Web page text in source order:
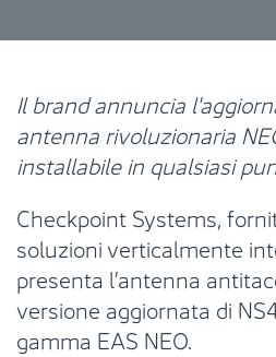
Il brand annuncia
antenna rivoluzionaria
installabile in qualsiasi
Checkpoint Systems,
soluzioni verticalmente
presenta l’antenna
versione aggiornata di
gamma EAS NEO.